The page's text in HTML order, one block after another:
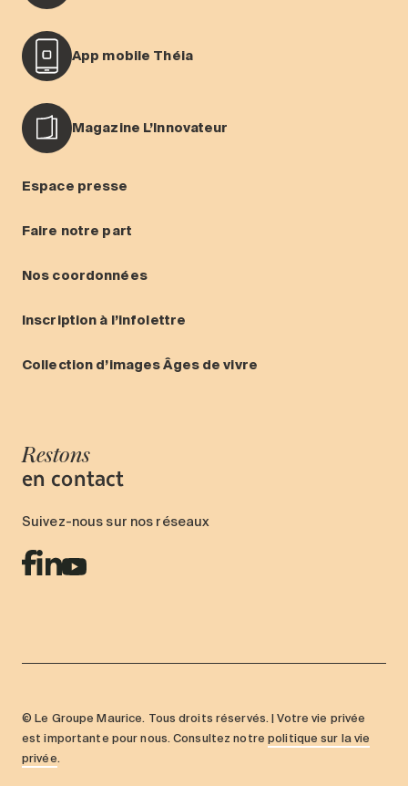
App mobile Théia
Magazine L’Innovateur
Espace presse
Faire notre part
Nos coordonnées
Inscription à l’infolettre
Collection d’images Âges de vivre
Restons
en contact
Suivez-nous sur nos réseaux
© Le Groupe Maurice. Tous droits réservés. | Votre vie privée
est importante pour nous. Consultez notrepolitique sur la vie
privée.